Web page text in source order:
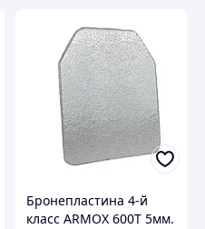
Бронепластина 4-й
класс ARMOX 600Т 5мм.